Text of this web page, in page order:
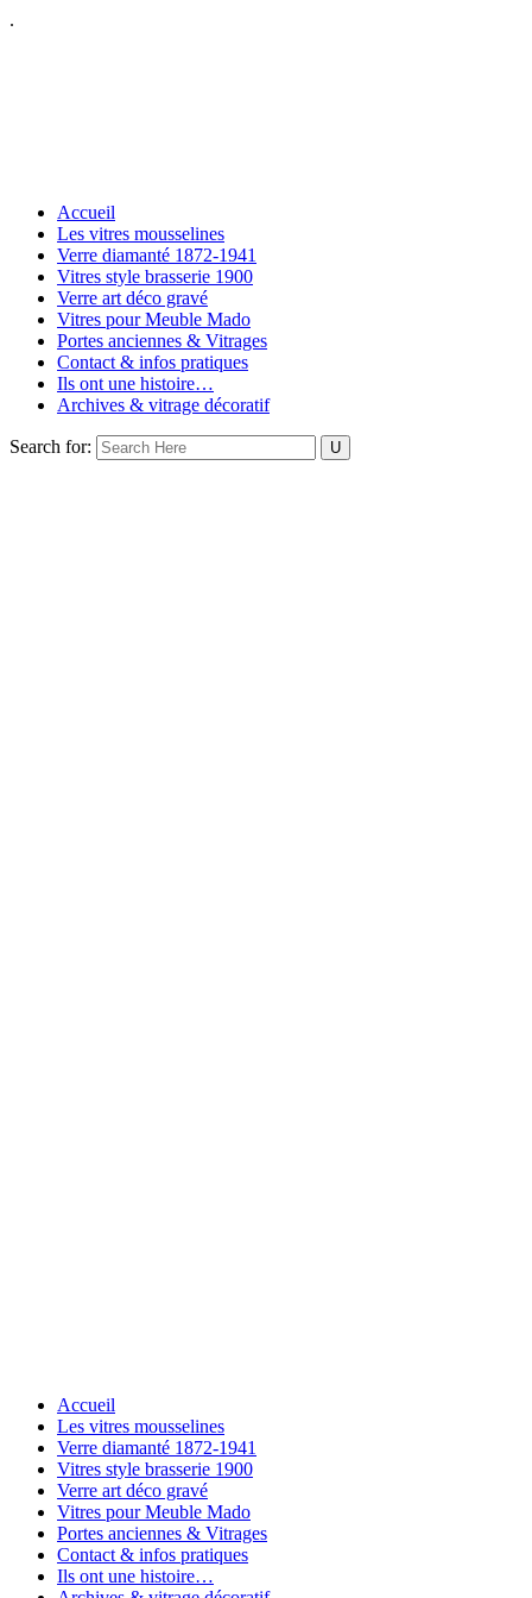
.
Accueil
Les vitres mousselines
Verre diamanté 1872-1941
Vitres style brasserie 1900
Verre art déco gravé
Vitres pour Meuble Mado
Portes anciennes & Vitrages
Contact & infos pratiques
Ils ont une histoire…
Archives & vitrage décoratif
Search for:
Accueil
Les vitres mousselines
Verre diamanté 1872-1941
Vitres style brasserie 1900
Verre art déco gravé
Vitres pour Meuble Mado
Portes anciennes & Vitrages
Contact & infos pratiques
Ils ont une histoire…